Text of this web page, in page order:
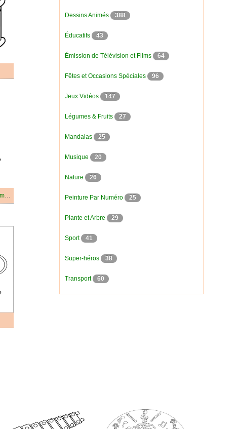
Hippopotame Joue du Tambour
Dessins Animés 388
Éducatifs 43
Émission de Télévision et Films 64
Fêtes et Occasions Spéciales 96
Jeux Vidéos 147
Légumes & Fruits 27
Mandalas 25
Musique 20
Nature 26
Peinture Par Numéro 25
Plante et Arbre 29
Sport 41
Super-héros 38
Transport 60